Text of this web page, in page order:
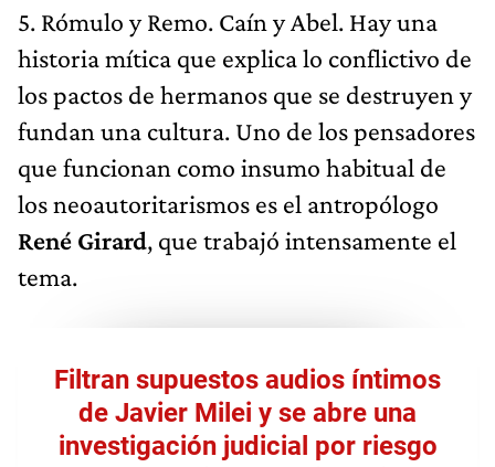
5. Rómulo y Remo. Caín y Abel. Hay una
historia mítica que explica lo conflictivo de
los pactos de hermanos que se destruyen y
fundan una cultura. Uno de los pensadores
que funcionan como insumo habitual de
los neoautoritarismos es el antropólogo
René Girard, que trabajó intensamente el
tema.
Filtran supuestos audios íntimos
de Javier Milei y se abre una
investigación judicial por riesgo